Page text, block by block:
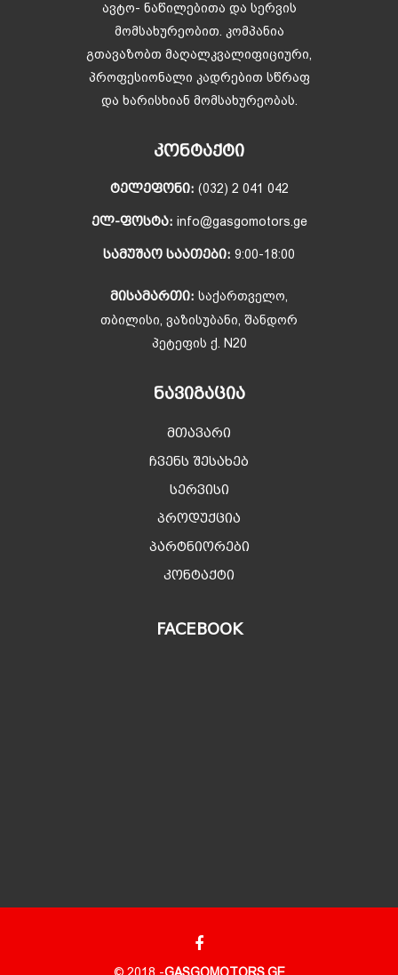
ავტო- ნაწილებითა და სერვის
მომსახურეობით. კომპანია
გთავაზობთ მაღალკვალიფიციური,
პროფესიონალი კადრებით სწრაფ
და ხარისხიან მომსახურეობას.
ᲙᲝᲜᲢᲐᲥᲢᲘ
ᲢᲔᲚᲔᲤᲝᲜᲘ: (032) 2 041 042
ᲔᲚ-ᲤᲝᲡᲢᲐ: info@gasgomotors.ge
ᲡᲐᲛᲣᲨᲐᲝ ᲡᲐᲐᲗᲔᲑᲘ: 9:00-18:00
ᲛᲘᲡᲐᲛᲐᲠᲗᲘ: საქართველო,
თბილისი, ვაზისუბანი, შანდორ
პეტეფის ქ. N20
ᲜᲐᲕᲘᲒᲐᲪᲘᲐ
მთავარი
ჩვენს შესახებ
სერვისი
პროდუქცია
პარტნიორები
კონტაქტი
FACEBOOK